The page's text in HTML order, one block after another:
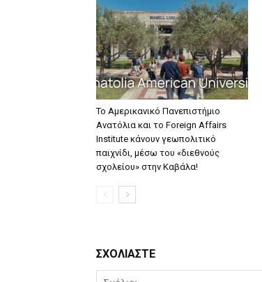
Το Αμερικανικό Πανεπιστήμιο
Ανατόλια και το Foreign Affairs
Institute κάνουν γεωπολιτικό
παιχνίδι, μέσω του «διεθνούς
σχολείου» στην Καβάλα!
ΣΧΟΛΙΑΣΤΕ